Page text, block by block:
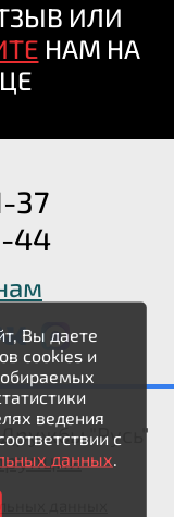
ИЛИ
НАМ НА
37
44
"Русь"
данных
Вы даете
cookies и
ведения
с
данных